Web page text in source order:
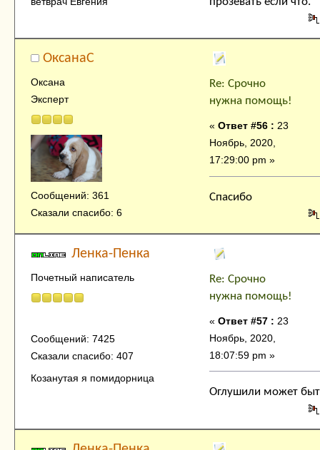
ОксанаC
Оксана
Эксперт
Сообщений: 361
Сказали спасибо: 6
Re: Срочно
нужна помощь!
« Ответ #56 : 23
Ноябрь, 2020,
17:29:00 pm »
Спасибо
Ленка-Пенка
Почетный написатель
Сообщений: 7425
Сказали спасибо: 407
Козанутая я помидорница
Re: Срочно
нужна помощь!
« Ответ #57 : 23
Ноябрь, 2020,
18:07:59 pm »
Оглушили может